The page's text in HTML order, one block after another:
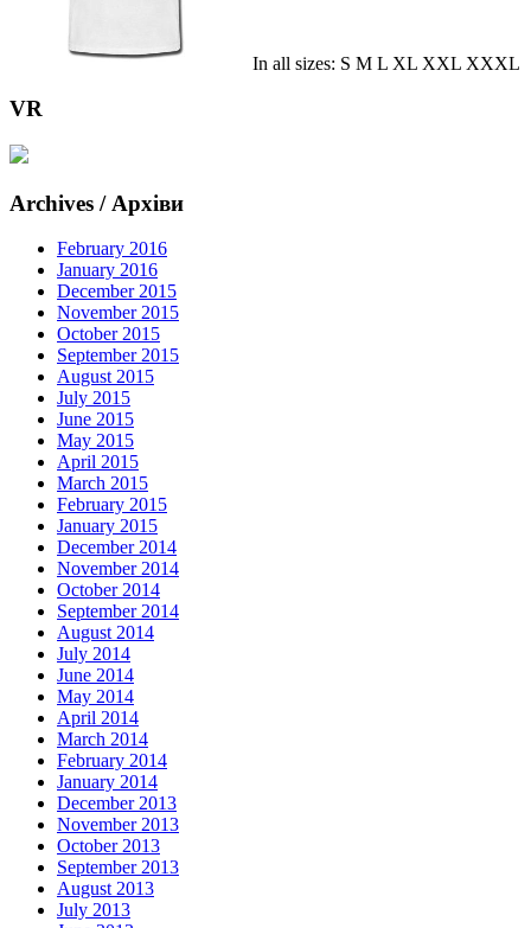
In all sizes: S M L XL XXL XXXL
VR
Archives / Архіви
February 2016
January 2016
December 2015
November 2015
October 2015
September 2015
August 2015
July 2015
June 2015
May 2015
April 2015
March 2015
February 2015
January 2015
December 2014
November 2014
October 2014
September 2014
August 2014
July 2014
June 2014
May 2014
April 2014
March 2014
February 2014
January 2014
December 2013
November 2013
October 2013
September 2013
August 2013
July 2013